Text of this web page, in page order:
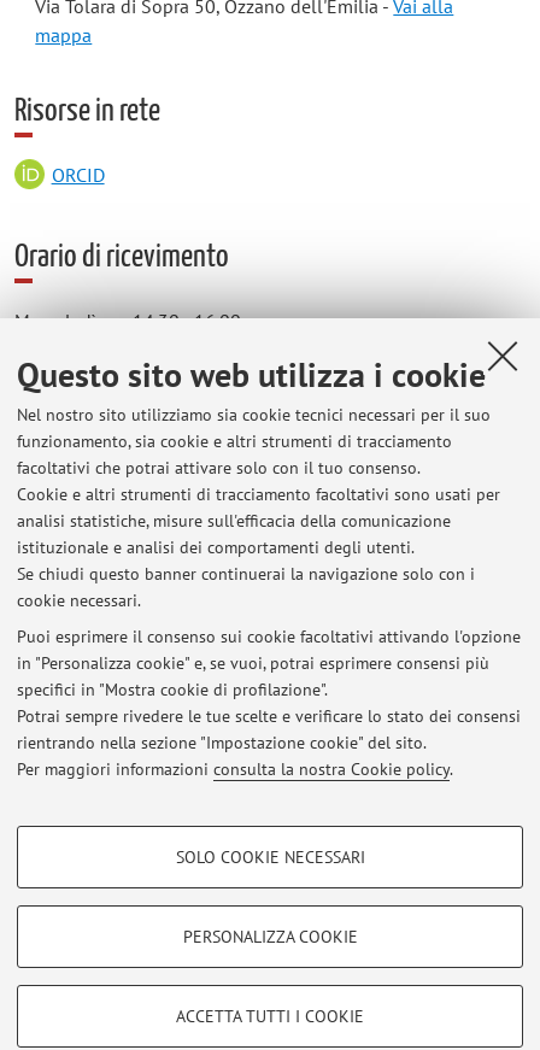
Questo sito web utilizza i cookie
Nel nostro sito utilizziamo sia cookie tecnici necessari per il suo
funzionamento, sia cookie e altri strumenti di tracciamento
facoltativi che potrai attivare solo con il tuo consenso.
Cookie e altri strumenti di tracciamento facoltativi sono usati per
analisi statistiche, misure sull'efficacia della comunicazione
istituzionale e analisi dei comportamenti degli utenti.
Se chiudi questo banner continuerai la navigazione solo con i
cookie necessari.
Puoi esprimere il consenso sui cookie facoltativi attivando l'opzione
in "Personalizza cookie" e, se vuoi, potrai esprimere consensi più
specifici in "Mostra cookie di profilazione".
Potrai sempre rivedere le tue scelte e verificare lo stato dei consensi
rientrando nella sezione "Impostazione cookie" del sito.
Per maggiori informazioni consulta la nostra Cookie policy.
COOKIE DI PROFILAZIONE - FACOLTATIVI
COOKIE TECNICI - NECESSARI
SOLO COOKIE NECESSARI
PERSONALIZZA COOKIE
ACCETTA TUTTI I COOKIE
Via Tolara di Sopra 50, Ozzano dell'Emilia -Vai alla
mappa
Risorse in rete
ORCID
Orario di ricevimento
Mercoledì ore 14.30 - 16.00
in presenza o via TEAMS. Si prega di prendere accordi previa
email
Ultimi avvisi
Esiti esami studenti Erasmus 9 febbraio 2026
Pubblicato il: 12 febbraio 2026
Esiti esami studenti Erasmus 12 gennaio 2026
Pubblicato il: 22 gennaio 2026
Esiti test del 15 12 2025 - studenti Erasmus
Pubblicato il: 18 dicembre 2025
Area riservata
Accedi tramiteloginper gestire tutti i contenuti del sito.
Zamboni, 33 - 40126 Bologna - Partita IVA: 01131710376